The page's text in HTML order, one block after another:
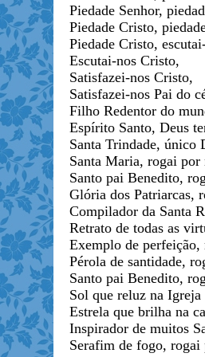
Piedade Senhor,
Piedade Cristo,
Piedade Cristo,
Escutai-nos Cristo,
Satisfazei-nos Cristo,
Satisfazei-nos Pai do
Filho Redentor do
Espírito Santo, Deus
Santa Trindade, único
Santa Maria, rogai por
Santo pai Benedito,
Glória dos Patriarcas,
Compilador da Santa
Retrato de todas as
Exemplo de perfeição,
Pérola de santidade,
Santo pai Benedito,
Sol que reluz na
Estrela que brilha na
Inspirador de muitos
Serafim de fogo, rogai